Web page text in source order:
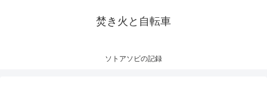
焚き火と自転車
ソトアソビの記録